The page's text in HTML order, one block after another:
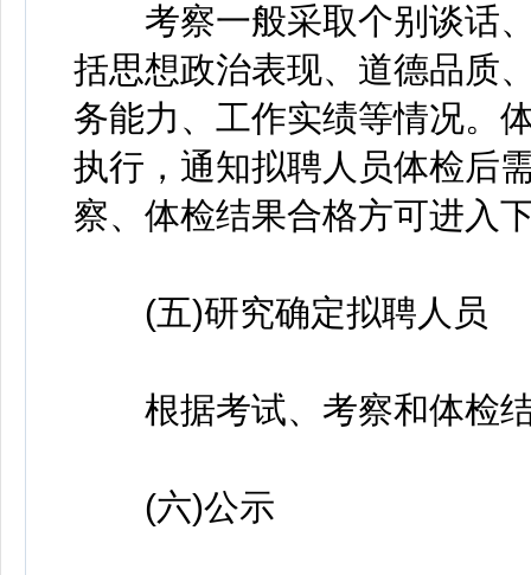
考察一般采取个别谈话、
括思想政治表现、道德品质
务能力、工作实绩等情况。
执行，通知拟聘人员体检后
察、体检结果合格方可进入
(五)研究确定拟聘人员
根据考试、考察和体检结
(六)公示